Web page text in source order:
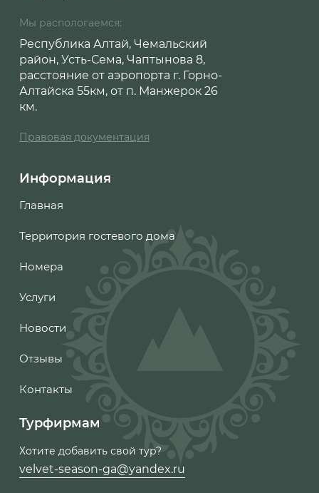
Мы распологаемся:
Республика Алтай, Чемальский
район, Усть-Сема, Чаптынова 8,
расстояние от аэропорта г. Горно-
Алтайска 55км, от п. Манжерок 26
км.
Правовая документация
Информация
Главная
Территория гостевого дома
Номера
Услуги
Новости
Отзывы
Контакты
Турфирмам
Хотите добавить свой тур?
velvet-season-ga@yandex.ru